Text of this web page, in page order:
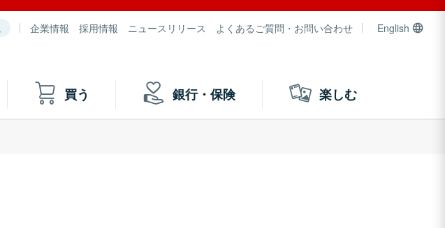
企業情報 採用情報 ニュースリリース よくあるご質問・お問い合わせ English
買う 銀行・保険 楽しむ